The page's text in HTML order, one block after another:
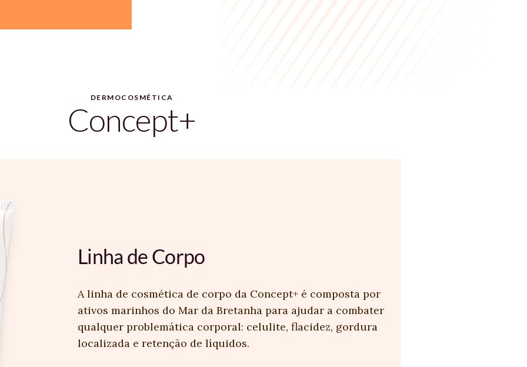
DERMOCOSMÉTICA
Concept+
Linha de Corpo
A linha de cosmética de corpo da Concept+ é composta por
ativos marinhos do Mar da Bretanha para ajudar a combater
qualquer problemática corporal: celulite, flacidez, gordura
localizada e retenção de líquidos.